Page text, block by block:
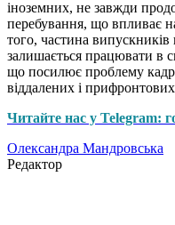
іноземних, не завжди
перебування, що впливає
того, частина
залишається працювати в
що посилює проблему
віддалених і прифронтових
Читайте нас у Telegram:
Олександра Мандровська
Редактор